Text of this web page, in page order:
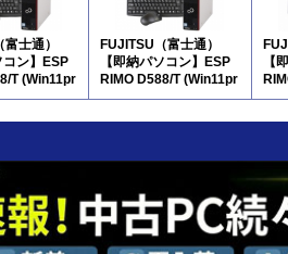
士通）
コン】ESP
T (Win11pr
FUJITSU（富士通）
【即納パソコン】ESP
RIMO D588/T (Win11pr
o64) 5D8
【